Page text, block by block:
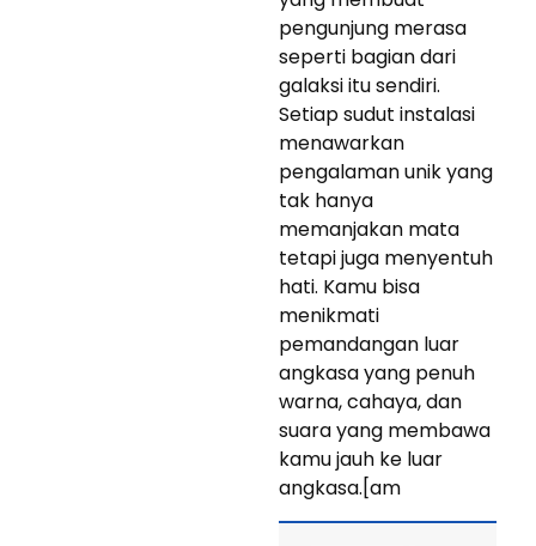
pengunjung merasa
seperti bagian dari
galaksi itu sendiri.
Setiap sudut instalasi
menawarkan
pengalaman unik yang
tak hanya
memanjakan mata
tetapi juga menyentuh
hati. Kamu bisa
menikmati
pemandangan luar
angkasa yang penuh
warna, cahaya, dan
suara yang membawa
kamu jauh ke luar
angkasa.[am